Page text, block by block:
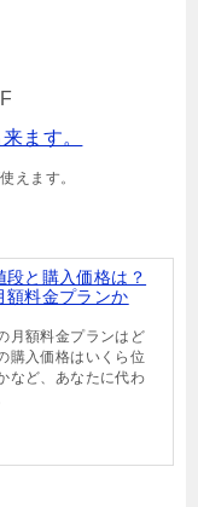
ます。
えます。
と購入価格は？
額料金プランか
月額料金プランはど
購入価格はいくら位
など、あなたに代わ